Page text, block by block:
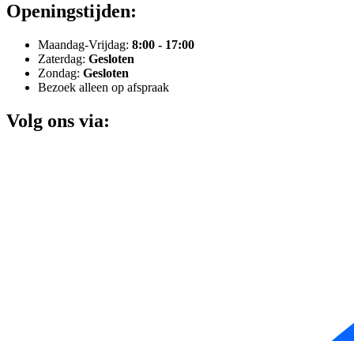
Openingstijden:
Maandag-Vrijdag: 8:00 - 17:00
Zaterdag: Gesloten
Zondag: Gesloten
Bezoek alleen op afspraak
Volg ons via: